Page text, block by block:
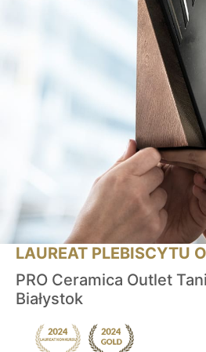
LAUREAT PLEBISCYTU
PRO Ceramica Outlet
Białystok